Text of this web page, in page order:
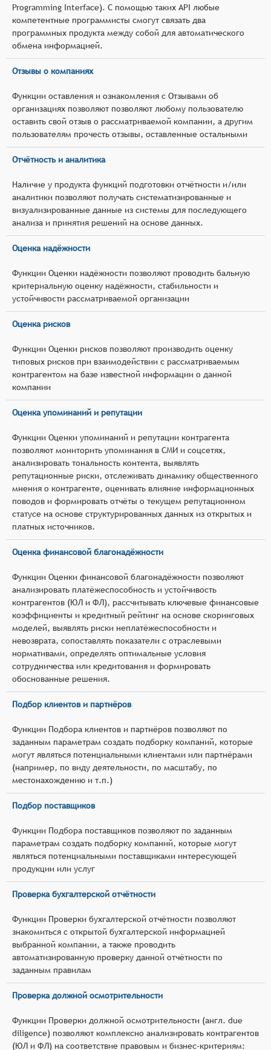
Programming Interface). С помощью таких API любые
компетентные программисты смогут связать два
программных продукта между собой для автоматического
обмена информацией.
Отзывы о компаниях
Функции оставления и ознакомления с Отзывами об
организациях позволяют позволяют любому пользователю
оставить свой отзыв о рассматриваемой компании, а другим
пользователям прочесть отзывы, оставленные остальными
Отчётность и аналитика
Наличие у продукта функций подготовки отчётности и/или
аналитики позволяют получать систематизированные и
визуализированные данные из системы для последующего
анализа и принятия решений на основе данных.
Оценка надёжности
Функции Оценки надёжности позволяют проводить бальную
критериальную оценку надёжности, стабильности и
устойчивости рассматриваемой организации
Оценка рисков
Функции Оценки рисков позволяют производить оценку
типовых рисков при взаимодействии с рассматриваемым
контрагентом на базе известной информации о данной
компании
Оценка упоминаний и репутации
Функции Оценки упоминаний и репутации контрагента
позволяют мониторить упоминания в СМИ и соцсетях,
анализировать тональность контента, выявлять
репутационные риски, отслеживать динамику общественного
мнения о контрагенте, оценивать влияние информационных
поводов и формировать отчёты о текущем репутационном
статусе на основе структурированных данных из открытых и
платных источников.
Оценка финансовой благонадёжности
Функции Оценки финансовой благонадёжности позволяют
анализировать платёжеспособность и устойчивость
контрагентов (ЮЛ и ФЛ), рассчитывать ключевые финансовые
коэффициенты и кредитный рейтинг на основе скоринговых
моделей, выявлять риски неплатёжеспособности и
невозврата, сопоставлять показатели с отраслевыми
нормативами, определять оптимальные условия
сотрудничества или кредитования и формировать
обоснованные решения.
Подбор клиентов и партнёров
Функции Подбора клиентов и партнёров позволяют по
заданным параметрам создать подборку компаний, которые
могут являться потенциальными клиентами или партнёрами
(например, по виду деятельности, по масштабу, по
местонахождению и т.п.)
Подбор поставщиков
Функции Подбора поставщиков позволяют по заданным
параметрам создать подборку компаний, которые могут
являться потенциальными поставщиками интересующей
продукции или услуг
Проверка бухгалтерской отчётности
Функции Проверки бухгалтерской отчётности позволяют
знакомиться с открытой бухгалтерской информацией
выбранной компании, а также проводить
автоматизированную проверку данной отчётности по
заданным правилам
Проверка должной осмотрительности
Функции Проверки должной осмотрительности (англ. due
diligence) позволяют комплексно анализировать контрагентов
(ЮЛ и ФЛ) на соответствие правовым и бизнес‑критериям: